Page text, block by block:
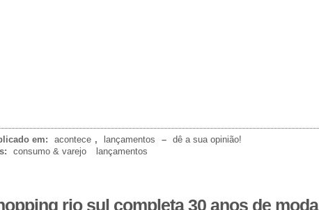
em: acontece , lançamentos – dê a sua opinião!
consumo & varejo lançamentos
rio sul completa 30 anos de moda